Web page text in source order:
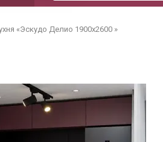
«Эскудо Делио 1900х2600 »